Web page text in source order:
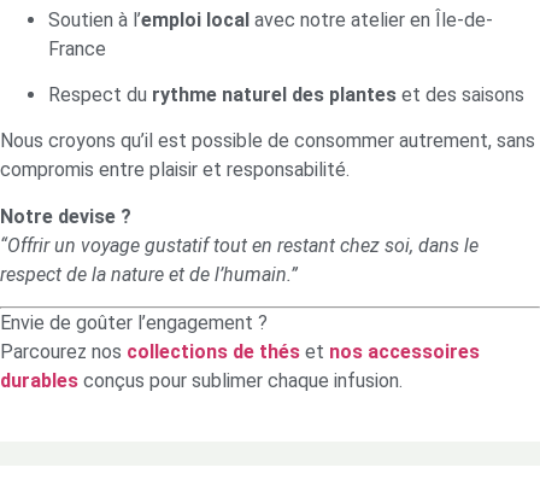
Soutien à l’emploi local avec notre atelier en Île-de-
France
Respect du rythme naturel des plantes et des saisons
Nous croyons qu’il est possible de consommer autrement, sans
compromis entre plaisir et responsabilité.
Notre devise ?
“Offrir un voyage gustatif tout en restant chez soi, dans le
respect de la nature et de l’humain.”
Envie de goûter l’engagement ?
Parcourez nos collections de thés et nos accessoires
durables conçus pour sublimer chaque infusion.